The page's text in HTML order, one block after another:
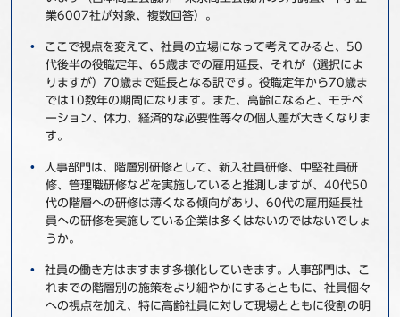
業6007社が対象、複数回答）。
ここで視点を変えて、社員の立場になって考えてみると、50
代後半の役職定年、65歳までの雇用延長、それが（選択によ
りますが）70歳まで延長となる訳です。役職定年から70歳ま
では10数年の期間になります。また、高齢になると、モチベ
ーション、体力、経済的な必要性等々の個人差が大きくなりま
す。
人事部門は、階層別研修として、新入社員研修、中堅社員研
修、管理職研修などを実施していると推測しますが、40代50
代の階層への研修は薄くなる傾向があり、60代の雇用延長社
員への研修を実施している企業は多くはないのではないでしょ
うか。
社員の働き方はますます多様化していきます。人事部門は、こ
れまでの階層別の施策をより細やかにするとともに、社員個々
への視点を加え、特に高齢社員に対して現場とともに役割の明